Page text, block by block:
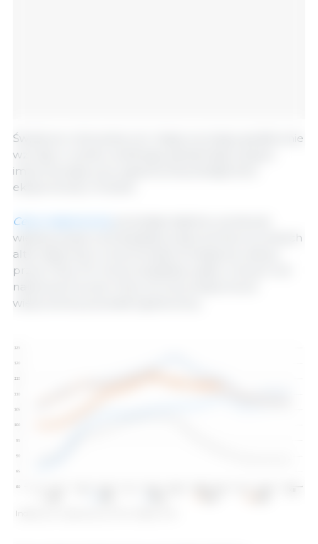
Światowe notowania cen mięsa owczego gwałtownie
wzrosły w wyniku solidnego globalnego popytu
importowego przy ograniczonej dostępności
eksportowej z Oceanii.
Ceny wieprzowiny
większy popyt na brazylijską wieprzowinę na rynkach
alternatywnych zrównoważył zmniejszony zakup
przez Chiny. W Unii Europejskiej wpływ nowych ceł
nałożonych przez Chiny na ceny eksportowe
wieprzowiny pozostał ograniczony.
Indeks cen wieprzowiny FAO. Źródło: FAO.